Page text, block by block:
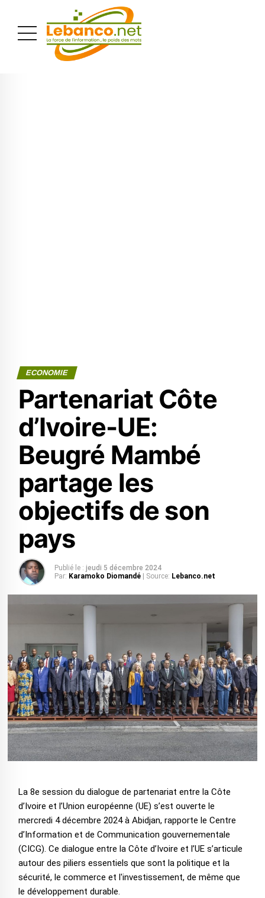
ECONOMIE
Partenariat Côte
d’Ivoire-UE:
Beugré Mambé
partage les
objectifs de son
pays
Publié le : jeudi 5 décembre 2024
Par: Karamoko Diomandé | Source: Lebanco.net
La 8e session du dialogue de partenariat entre la Côte
d’Ivoire et l’Union européenne (UE) s’est ouverte le
mercredi 4 décembre 2024 à Abidjan, rapporte le Centre
d’Information et de Communication gouvernementale
(CICG). Ce dialogue entre la Côte d’Ivoire et l’UE s’articule
autour des piliers essentiels que sont la politique et la
sécurité, le commerce et l'investissement, de même que
le développement durable.